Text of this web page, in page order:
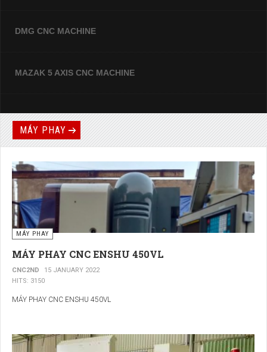
DMG CNC MACHINE
MAZAK 5 AXIS CNC MACHINE
MÁY PHAY
MÁY PHAY
MÁY PHAY CNC ENSHU 450VL
CNC2ND
15 JANUARY 2022
HITS: 3150
MÁY PHAY CNC ENSHU 450VL